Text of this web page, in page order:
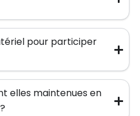
pour participer
elles maintenues en